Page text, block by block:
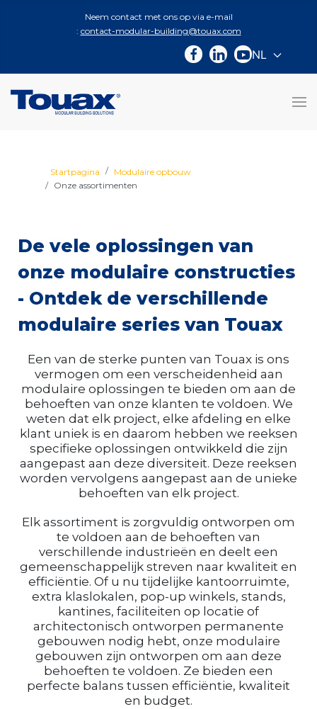
Neem contact met ons op via e-mail
: contact-modular-building@touax.com
Selecteer
NL
Startpagina
Modulaire opbouw
Onze assortimenten
De vele oplossingen van
onze modulaire constructies
- Ontdek de verschillende
modulaire series van Touax
Een van de sterke punten van Touax is ons
vermogen om een verscheidenheid aan
modulaire oplossingen te bieden om aan de
behoeften van onze klanten te voldoen. We
weten dat elk project, elke afdeling en elke
klant uniek is en daarom hebben we reeksen
specifieke oplossingen ontwikkeld die zijn
aangepast aan deze diversiteit. Deze reeksen
worden vervolgens aangepast aan de unieke
behoeften van elk project.
Elk assortiment is zorgvuldig ontworpen om
te voldoen aan de behoeften van
verschillende industrieën en deelt een
gemeenschappelijk streven naar kwaliteit en
efficiëntie. Of u nu tijdelijke kantoorruimte,
extra klaslokalen, pop-up winkels, stands,
kantines, faciliteiten op locatie of
architectonisch ontworpen permanente
gebouwen nodig hebt, onze modulaire
gebouwen zijn ontworpen om aan deze
behoeften te voldoen. Ze bieden een
perfecte balans tussen efficiëntie, kwaliteit
en budget.